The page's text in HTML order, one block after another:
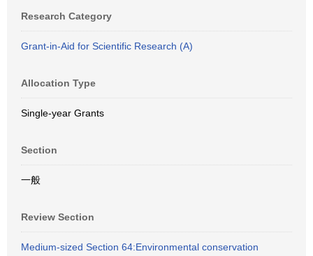
Research Category
Grant-in-Aid for Scientific Research (A)
Allocation Type
Single-year Grants
Section
一般
Review Section
Medium-sized Section 64:Environmental conservation